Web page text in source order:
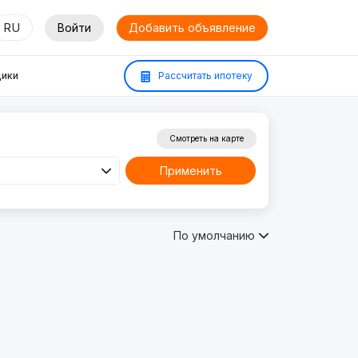
RU Войти Добавить объявление
Рассчитать ипотеку
Смотреть на карте
Применить
По умолчанию